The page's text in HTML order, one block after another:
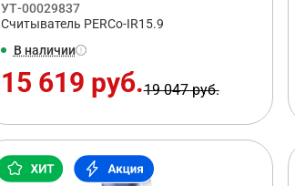
УТ-00029837
Считыватель PERCo-IR15.9
В наличии
15 619 руб.19 047 руб.